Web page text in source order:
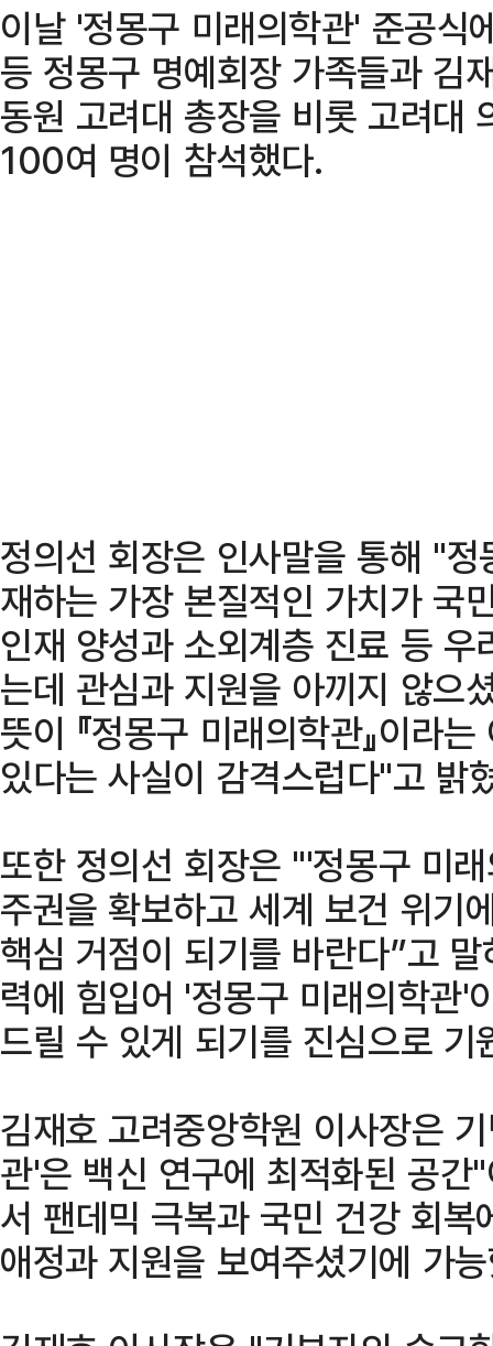
이날 '정몽구 미래의학관' 준공식
등 정몽구 명예회장 가족들과 김
동원 고려대 총장을 비롯 고려대
100여 명이 참석했다.
정의선 회장은 인사말을 통해 "
재하는 가장 본질적인 가치가 국
인재 양성과 소외계층 진료 등
는데 관심과 지원을 아끼지 않으
뜻이 『정몽구 미래의학관』이라
있다는 사실이 감격스럽다"고 밝
또한 정의선 회장은 "'정몽구 미
주권을 확보하고 세계 보건 위기
핵심 거점이 되기를 바란다”고
력에 힘입어 '정몽구 미래의학관'
드릴 수 있게 되기를 진심으로 기
김재호 고려중앙학원 이사장은
관'은 백신 연구에 최적화된 공
서 팬데믹 극복과 국민 건강 회
애정과 지원을 보여주셨기에 가